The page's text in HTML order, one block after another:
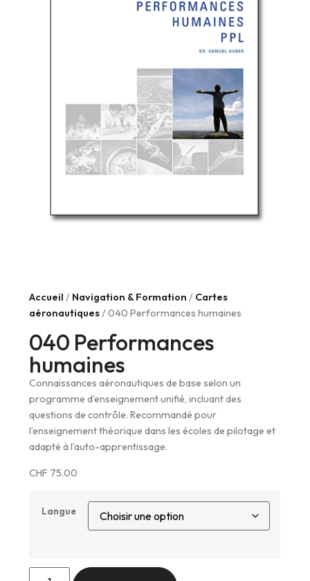
Accueil / Navigation & Formation / Cartes
aéronautiques/ 040 Performances humaines
040 Performances
humaines
Connaissances aéronautiques de base selon un
programme d’enseignement unifié, incluant des
questions de contrôle. Recommandé pour
l’enseignement théorique dans les écoles de pilotage et
adapté à l’auto-apprentissage.
CHF 75.00
Langue